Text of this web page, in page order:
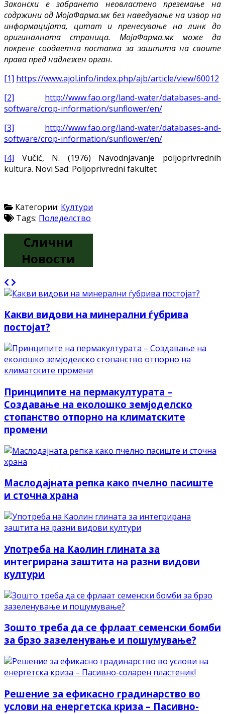
Законски е забрането неовластено преземање на
содржини од МојаФарма.мк без наведување на извор на
информацијата, цитат и пренесување на линк до
оригиналната страница. МојаФарма.мк може да
покрене соодветна постапка за заштита на своите
права пред надлежен орган.
[1] https://www.ajol.info/index.php/ajb/article/view/60012
[2]
http://www.fao.org/land-water/databases-and-
software/crop-information/sunflower/en/
[3]
http://www.fao.org/land-water/databases-and-
software/crop-information/sunflower/en/
[4] Vučić, N. (1976) Navodnjavanje poljoprivrednih
kultura. Novi Sad: Poljoprivredni fakultet
Категории: Култури
Tags: Поледелство
Слични
Новости
Какви видови на минерални ѓубрива
постојат?
Принципите на пермакултурата –
Создавање на еколошко земјоделско
стопанство отпорно на климатските
промени
Маслодајната репка како пчелно пасиште
и сточна храна
Употреба на Каолин глината за
интегрирана заштита на разни видови
култури
Зошто треба да се фрлаат семенски бомби
за брзо зазеленување и пошумување?
Решение за ефикасно градинарство во
услови на енергетска криза – Пасивно-